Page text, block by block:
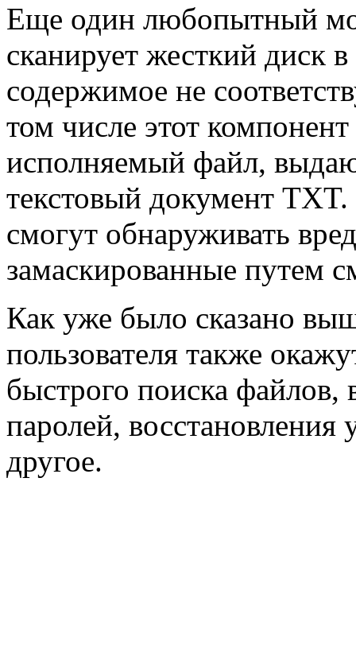
Еще один любопытный
сканирует жесткий диск
содержимое не
том числе этот
исполняемый файл,
текстовый документ
смогут обнаруживать
замаскированные путем
Как уже было сказано
пользователя также
быстрого поиска файлов,
паролей,
другое.